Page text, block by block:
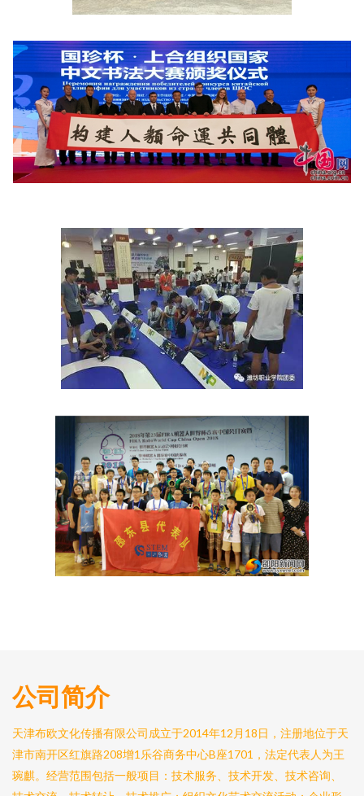
公司简介
天津布欧文化传播有限公司成立于2014年12月18日，注册地位于天
津市南开区红旗路208增1乐谷商务中心B座1701，法定代表人为王
琬麒。经营范围包括一般项目：技术服务、技术开发、技术咨询、